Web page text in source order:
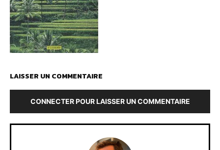
LAISSER UN COMMENTAIRE
CONNECTER POUR LAISSER UN COMMENTAIRE